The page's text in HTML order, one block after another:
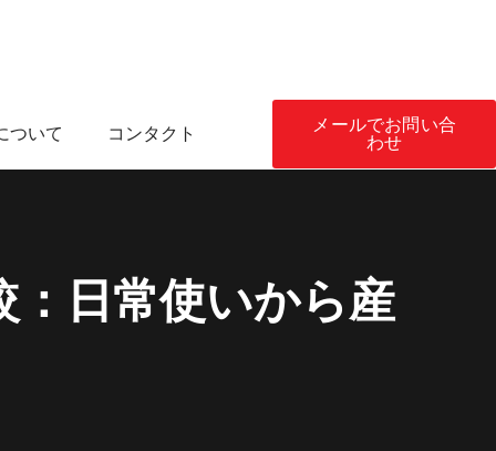
ついて コンタクト メールでお問い合
わせ
日常使いから産